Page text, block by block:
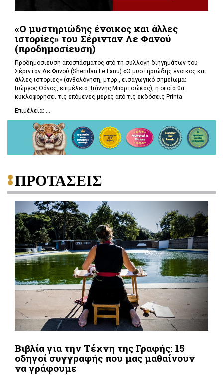
«Ο μυστηριώδης ένοικος και άλλες
ιστορίες» του Σέρινταν Λε Φανού
(προδημοσίευση)
Προδημοσίευση αποσπάσματος από τη συλλογή διηγημάτων του
Σέρινταν Λε Φανού (Sheridan Le Fanu) «Ο μυστηριώδης ένοικος και
άλλες ιστορίες» (ανθολόγηση, μτφρ., εισαγωγικό σημείωμα:
Γιώργος Θάνος, επιμέλεια: Γιάννης Μπαρτσώκας), η οποία θα
κυκλοφορήσει τις επόμενες μέρες από τις εκδόσεις Printa.
Επιμέλεια: ...
ΠΡΟΤΑΣΕΙΣ
Βιβλία για την Τέχνη της Γραφής: 15
οδηγοί συγγραφής που μας μαθαίνουν
να γράφουμε